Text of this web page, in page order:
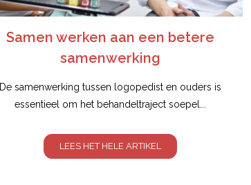
Samen werken aan een betere
samenwerking
De samenwerking tussen logopedist en ouders is
essentieel om het behandeltraject soepel...
LEES HET HELE ARTIKEL